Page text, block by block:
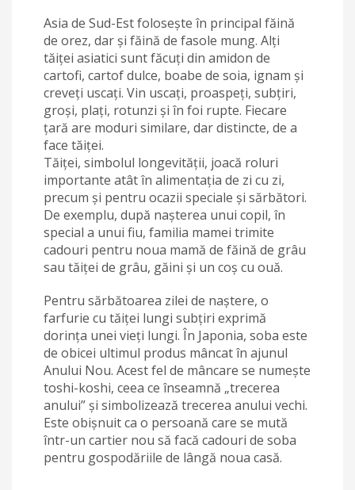
Asia de Sud-Est folosește în principal făină
de orez, dar și făină de fasole mung. Alți
tăiței asiatici sunt făcuți din amidon de
cartofi, cartof dulce, boabe de soia, ignam și
creveți uscați. Vin uscați, proaspeți, subțiri,
groși, plați, rotunzi și în foi rupte. Fiecare
țară are moduri similare, dar distincte, de a
face tăiței.
Tăiței, simbolul longevității, joacă roluri
importante atât în alimentația de zi cu zi,
precum și pentru ocazii speciale și sărbători.
De exemplu, după nașterea unui copil, în
special a unui fiu, familia mamei trimite
cadouri pentru noua mamă de făină de grâu
sau tăiței de grâu, găini și un coș cu ouă.
Pentru sărbătoarea zilei de naștere, o
farfurie cu tăiței lungi subțiri exprimă
dorința unei vieți lungi. În Japonia, soba este
de obicei ultimul produs mâncat în ajunul
Anului Nou. Acest fel de mâncare se numește
toshi-koshi, ceea ce înseamnă „trecerea
anului” și simbolizează trecerea anului vechi.
Este obișnuit ca o persoană care se mută
într-un cartier nou să facă cadouri de soba
pentru gospodăriile de lângă noua casă.